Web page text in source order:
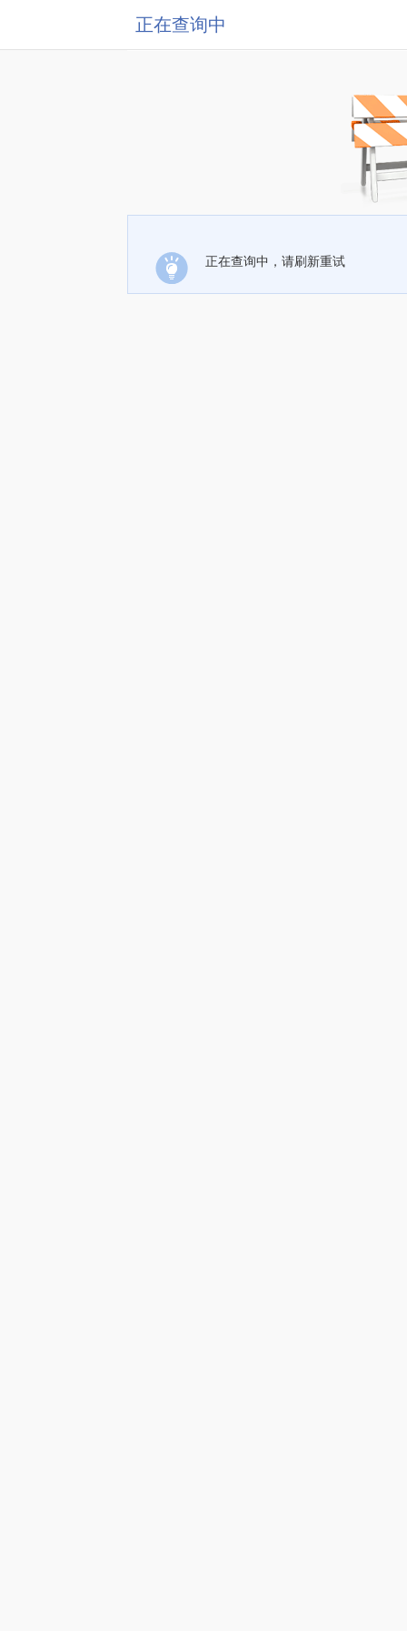
正在查询中
正在查询中，请刷新重试